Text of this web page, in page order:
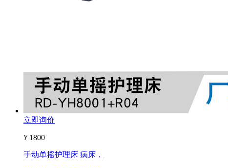
立即询价
¥ 1800
手动单摇护理床 病床，